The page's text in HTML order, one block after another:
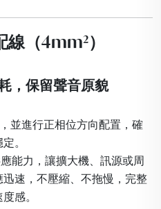
（4mm²）
，保留聲音原貌
並進行正相位方向配置，確
。
能力，讓擴大機、訊源或周
速，不壓縮、不拖慢，完整
感。